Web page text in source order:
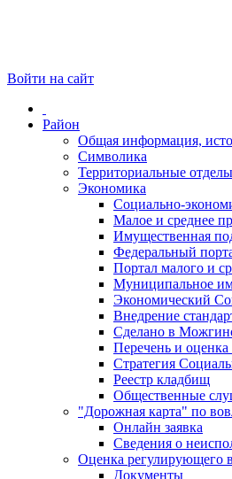
Войти на сайт
Район
Общая информация,
Символика
Территориальные
Экономика
Социально-
Малое и среднее
Имущественная
Федеральный
Портал малого и
Муниципальное
Экономический
Внедрение
Сделано в
Перечень и оценка
Стратегия
Реестр кладбищ
Общественные
"Дорожная карта" по
Онлайн заявка
Сведения о
Оценка регулирующего
Документы